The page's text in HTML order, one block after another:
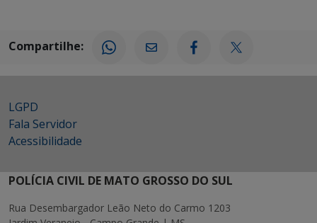
Compartilhe:
LGPD
Fala Servidor
Acessibilidade
POLÍCIA CIVIL DE MATO GROSSO DO SUL
Rua Desembargador Leão Neto do Carmo 1203